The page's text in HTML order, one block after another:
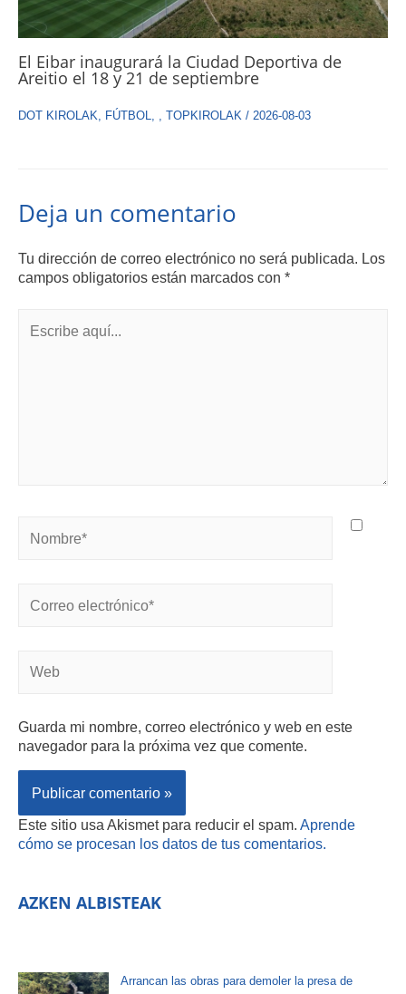
El Eibar inaugurará la Ciudad Deportiva de
Areitio el 18 y 21 de septiembre
DOT KIROLAK, FÚTBOL, , TOPKIROLAK / 2026-08-03
Deja un comentario
Tu dirección de correo electrónico no será publicada. Los
campos obligatorios están marcados con *
Guarda mi nombre, correo electrónico y web en este
navegador para la próxima vez que comente.
Este sitio usa Akismet para reducir el spam. Aprende
cómo se procesan los datos de tus comentarios.
AZKEN ALBISTEAK
Arrancan las obras para demoler la presa de